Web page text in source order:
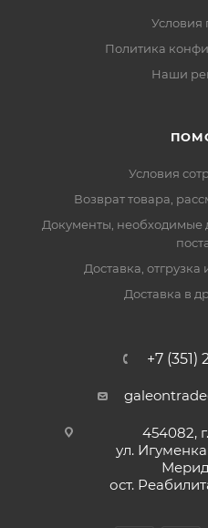
Условия
Политика
Наши
Условия
Возврат товара,
Документы, необходимые
Доставка,
Доставка в
+7 (351)
454082,
ул. Игуменка
ост.